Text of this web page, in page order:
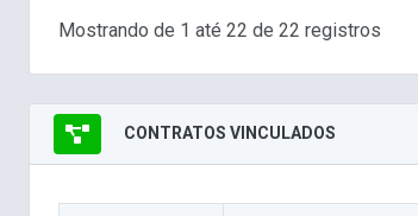
Mostrando de 1 até 22 de 22 registros
CONTRATOS VINCULADOS